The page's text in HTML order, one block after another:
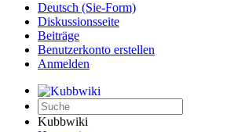
Deutsch (Sie-Form)‎
Diskussionsseite
Beiträge
Benutzerkonto erstellen
Anmelden
Kubbwiki